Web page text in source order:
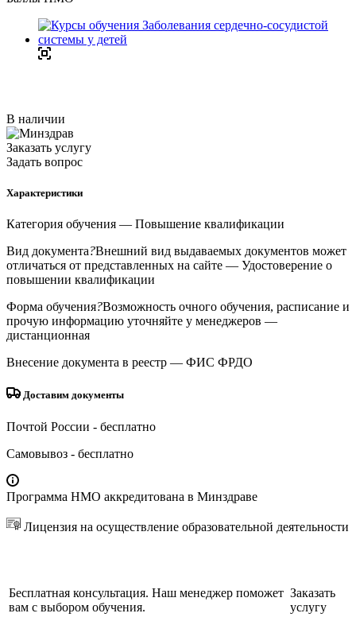
В наличии
Заказать услугу
Задать вопрос
Характеристики
Категория обучения — Повышение квалификации
Вид документа?Внешний вид выдаваемых документов может
отличаться от представленных на сайте — Удостоверение о
повышении квалификации
Форма обучения?Возможность очного обучения, расписание и
прочую информацию уточняйте у менеджеров —
дистанционная
Внесение документа в реестр — ФИС ФРДО
Доставим документы
Почтой России - бесплатно
Самовывоз - бесплатно
Программа НМО аккредитована в Минздраве
Лицензия на осуществление образовательной деятельности
Бесплатная консультация. Наш менеджер поможет
вам с выбором обучения.
Заказать
услугу